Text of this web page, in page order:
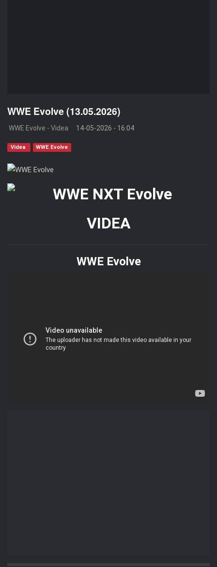
WWE Evolve (13.05.2026)
WWE Evolve - Videa 14-05-2026 - 16:04
Videa WWE Evolve
VIDEA
WWE Evolve